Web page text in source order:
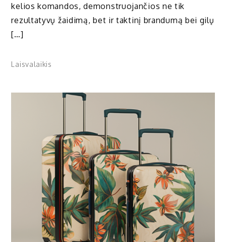
kelios komandos, demonstruojančios ne tik
rezultatyvų žaidimą, bet ir taktinį brandumą bei gilų
[…]
Laisvalaikis